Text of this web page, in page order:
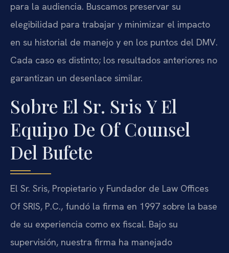
para la audiencia. Buscamos preservar su
elegibilidad para trabajar y minimizar el impacto
en su historial de manejo y en los puntos del DMV.
Cada caso es distinto; los resultados anteriores no
garantizan un desenlace similar.
Sobre El Sr. Sris Y El
Equipo De Of Counsel
Del Bufete
El Sr. Sris, Propietario y Fundador de Law Offices
Of SRIS, P.C., fundó la firma en 1997 sobre la base
de su experiencia como ex fiscal. Bajo su
supervisión, nuestra firma ha manejado